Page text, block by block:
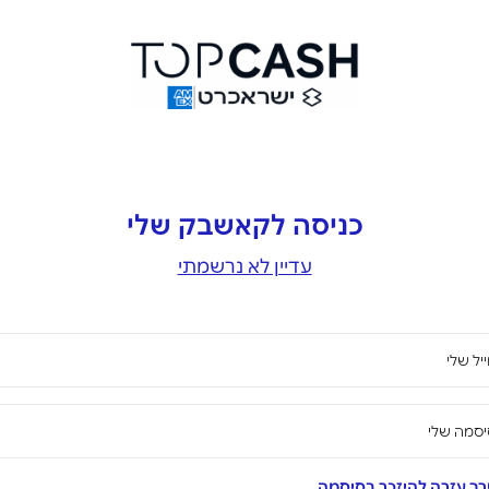
כניסה לקאשבק שלי
עדיין לא נרשמתי
שלי
שלי